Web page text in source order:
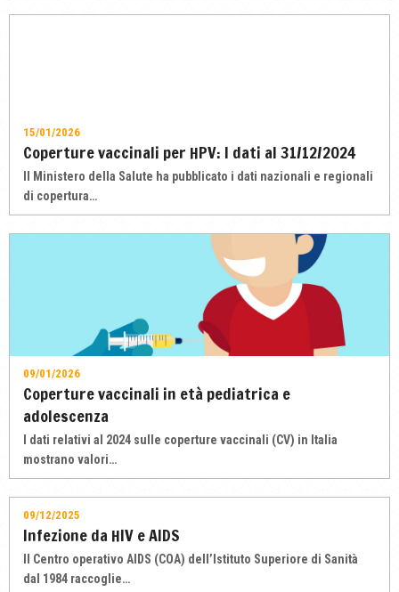
15/01/2026
Coperture vaccinali per HPV: I dati al 31/12/2024
Il Ministero della Salute ha pubblicato i dati nazionali e regionali
di copertura…
09/01/2026
Coperture vaccinali in età pediatrica e
adolescenza
I dati relativi al 2024 sulle coperture vaccinali (CV) in Italia
mostrano valori…
09/12/2025
Infezione da HIV e AIDS
Il Centro operativo AIDS (COA) dell’Istituto Superiore di Sanità
dal 1984 raccoglie…